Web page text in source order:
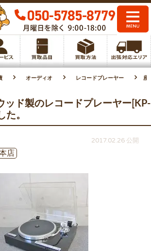
オーディオ レコードプレーヤー 座
ッド製のレコードプレーヤー[KP-
た。
2017.02.26 公開
店